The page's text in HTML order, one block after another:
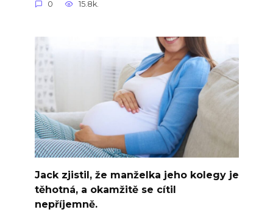
0 15.8k.
Jack zjistil, že manželka jeho kolegy je
těhotná, a okamžitě se cítil
nepříjemně.